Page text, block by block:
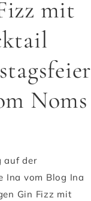
mit
Noms
auf der
Ina vom Blog Ina
Gin Fizz mit